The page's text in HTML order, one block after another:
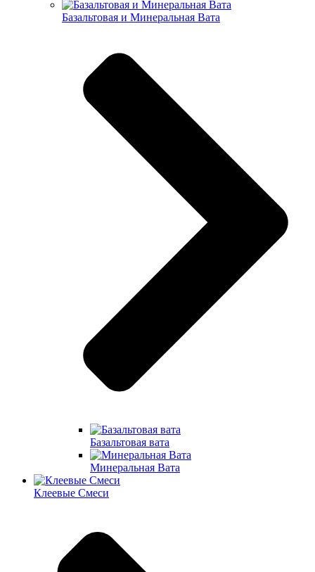
Базальтовая и Минеральная Вата
Базальтовая вата
Минеральная Вата
Клеевые Смеси